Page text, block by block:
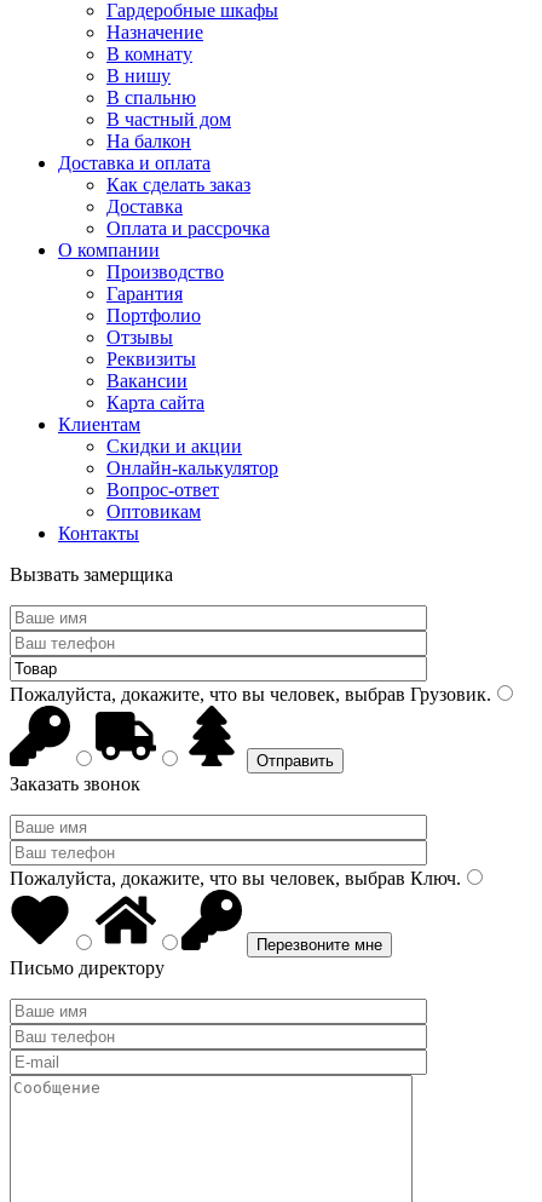
Гардеробные шкафы
Назначение
В комнату
В нишу
В спальню
В частный дом
На балкон
Доставка и оплата
Как сделать заказ
Доставка
Оплата и рассрочка
О компании
Производство
Гарантия
Портфолио
Отзывы
Реквизиты
Вакансии
Карта сайта
Клиентам
Скидки и акции
Онлайн-калькулятор
Вопрос-ответ
Оптовикам
Контакты
Вызвать замерщика
Пожалуйста, докажите, что вы человек, выбрав Грузовик.
Заказать звонок
Пожалуйста, докажите, что вы человек, выбрав Ключ.
Письмо директору